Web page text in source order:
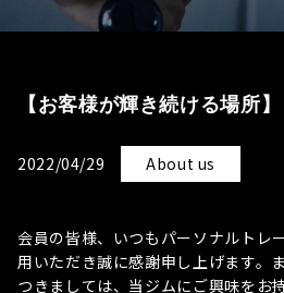
【お客様が輝き続ける場所】
2022/04/29 About us
会員の皆様、いつもパーソナルトレ
用いただき誠に感謝申し上げます。
つきましては、当ジムにご興味をお